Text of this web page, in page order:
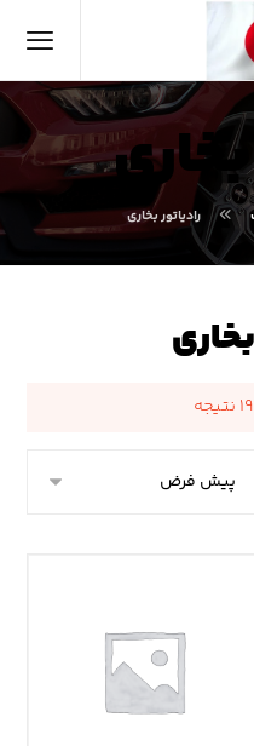
بخاری
رادیاتور بخاری